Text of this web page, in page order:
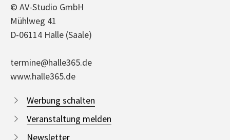
© AV-Studio GmbH
Mühlweg 41
D-06114 Halle (Saale)
termine@halle365.de
www.halle365.de
Werbung schalten
Veranstaltung melden
Newsletter